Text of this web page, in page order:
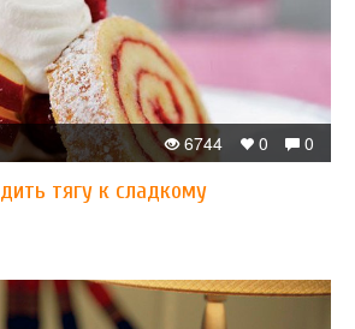
0
0
6744
тягу к сладкому